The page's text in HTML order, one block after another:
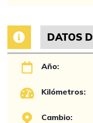
DATOS
Año:
Kilómetros:
Cambio: